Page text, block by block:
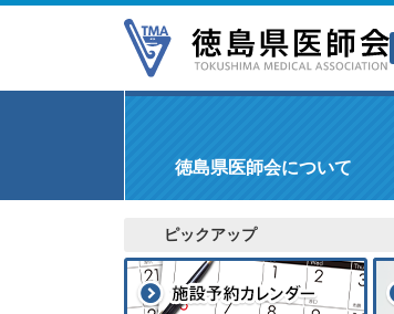
徳島県医師会について
ピックアップ